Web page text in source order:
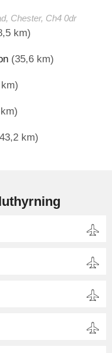
Chester, Ch4 0dr
km)
(35,6 km)
km)